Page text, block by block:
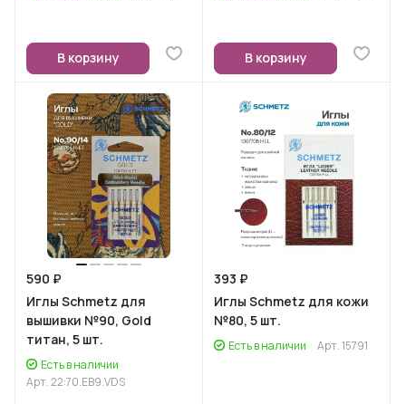
В корзину В корзину
590 ₽
Иглы Schmetz для
вышивки №90, Gold
титан, 5 шт.
Есть в наличии
Арт.22:70.EB9.VDS
393 ₽
Иглы Schmetz для кожи
№80, 5 шт.
Есть в наличии Арт.15791